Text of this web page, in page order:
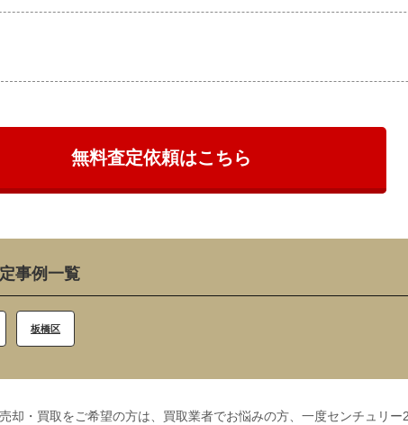
無料査定依頼はこちら
事例一覧
板橋区
却・買取をご希望の方は、買取業者でお悩みの方、一度センチュリー